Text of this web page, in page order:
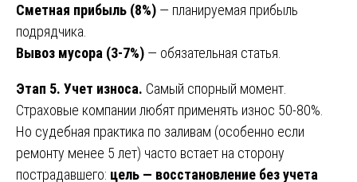
Сметная прибыль (8%) — планируемая прибыль
подрядчика.
Вывоз мусора (3-7%) — обязательная статья.
Этап 5. Учет износа. Самый спорный момент.
Страховые компании любят применять износ 50-80%.
Но судебная практика по заливам (особенно если
ремонту менее 5 лет) часто встает на сторону
пострадавшего: цель — восстановление без учета